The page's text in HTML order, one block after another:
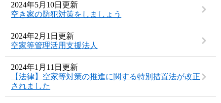
2024年5月10日更新
空き家の防犯対策をしましょう
2024年2月1日更新
空家等管理活用支援法人
2024年1月11日更新
【法律】空家等対策の推進に関する特別措置法が改正
されました